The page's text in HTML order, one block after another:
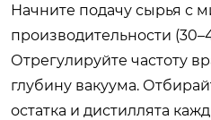
Начните подачу сырья с
производительности
Отрегулируйте частоту
глубину вакуума.
остатка и дистиллята